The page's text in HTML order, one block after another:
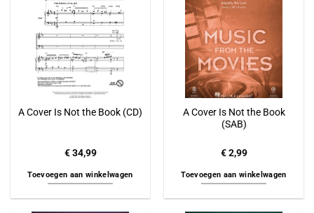
A Cover Is Not the Book (CD)
€34,99
Toevoegen aan winkelwagen
A Cover Is Not the Book
(SAB)
€2,99
Toevoegen aan winkelwagen